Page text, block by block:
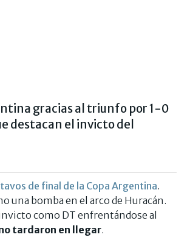
gracias al triunfo por 1-0
destacan el invicto del
de final de la Copa Argentina.
una bomba en el arco de Huracán.
como DT enfrentándose al
tardaron en llegar.